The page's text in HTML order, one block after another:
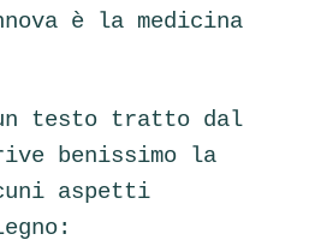
è la medicina
testo tratto dal
benissimo la
aspetti